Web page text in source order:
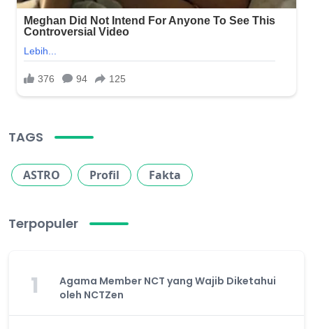
TAGS
ASTRO Profil Fakta
Terpopuler
1
Agama Member NCT yang Wajib Diketahui
oleh NCTZen